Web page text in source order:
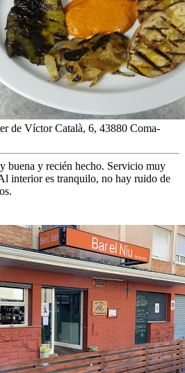
de Víctor Català, 6, 43880 Coma-
buena y recién hecho. Servicio muy
interior es tranquilo, no hay ruido de